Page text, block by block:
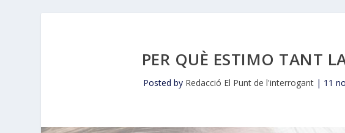
PER QUÈ ESTIMO TANT
Posted by Redacció El Punt de l'interrogant | 11